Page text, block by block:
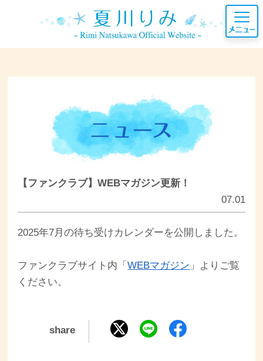
【ファンクラブ】WEBマガジン更新！
07.01
2025年7月の待ち受けカレンダーを公開しました。
ファンクラブサイト内「WEBマガジン 」よりご覧
ください。
share